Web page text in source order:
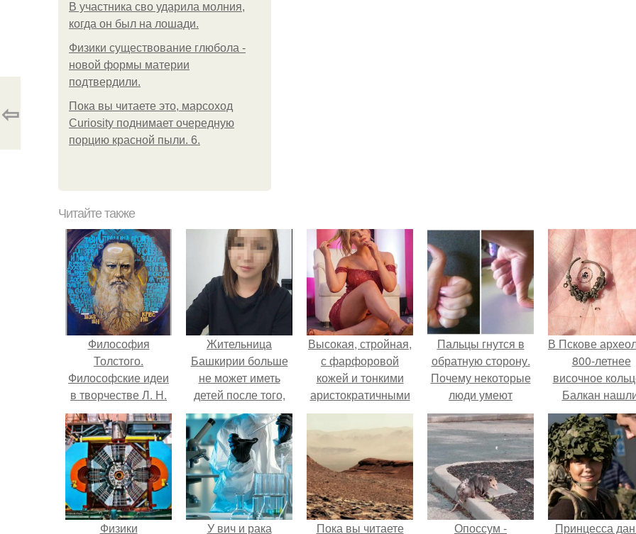
В участника сво ударила молния,
когда он был на лошади.
Физики существование глюбола -
новой формы материи
подтвердили.
Пока вы читаете это, марсоход
Curiosity поднимает очередную
порцию красной пыли. 6.
⇦
Читайте также
Философия
Толстого.
Философские идеи
в творчестве Л. Н.
Толстого.
Жительница
Башкирии больше
не может иметь
детей после того,
как медики сделали
ей аборт на шестом
месяце
беременности и
оставили в матке
плаценту.
Высокая, стройная,
с фарфоровой
кожей и тонкими
аристократичными
чертами, эль
выглядит так, будто
сошла с полотна
художника.
Пальцы гнутся в
обратную сторону.
Почему некоторые
люди умеют
выгибать палец в
обратную сторону?
В Пскове
800-летнее
височное
Балкан
Физики У вич и рака Пока вы читаете Опоссум - Принцесса